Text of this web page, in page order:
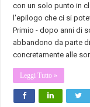
con un solo punto in
l'epilogo che ci si
Primio - dopo anni di
abbandono da parte
concretamente alle
Leggi Tutto »